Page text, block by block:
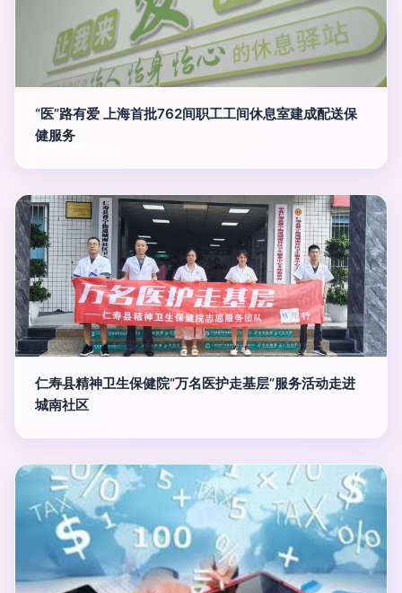
“医”路有爱 上海首批762间职工工间休息室建成配送保
健服务
仁寿县精神卫生保健院“万名医护走基层”服务活动走进
城南社区